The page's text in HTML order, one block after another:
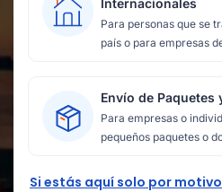
Internacionales
Para personas que se
país o para empresas
Envío de Paquetes
Para empresas o
pequeños paquetes o
Si estás aquí solo por